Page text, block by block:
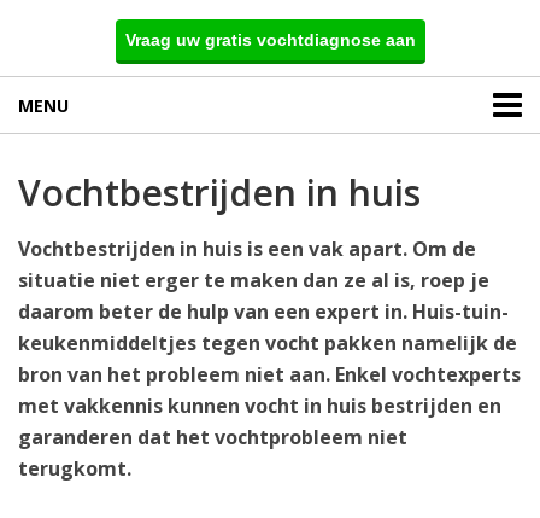
Vraag uw gratis vochtdiagnose aan
MENU
Vochtbestrijden in huis
Vochtbestrijden in huis is een vak apart. Om de
situatie niet erger te maken dan ze al is, roep je
daarom beter de hulp van een expert in. Huis-tuin-
keukenmiddeltjes tegen vocht pakken namelijk de
bron van het probleem niet aan. Enkel vochtexperts
met vakkennis kunnen vocht in huis bestrijden en
garanderen dat het vochtprobleem niet
terugkomt.